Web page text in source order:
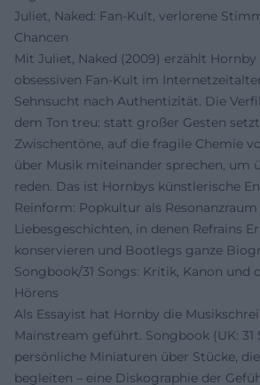
Juliet, Naked: Fan-Kult, verlorene
Chancen
Mit Juliet, Naked (2009) erzählt
obsessiven Fan-Kult im
Sehnsucht nach Authentizität. Die
dem Ton treu: statt großer Gesten
Zwischentöne, auf die fragile Chemie
über Musik miteinander sprechen, um
reden. Das ist Hornbys künstlerische
Reinform: Popkultur als
Liebesgeschichten, in denen Refrains
konservieren und Bootlegs ganze
Songbook/31 Songs: Kritik, Kanon und
Hörens
Als Essayist hat Hornby die
Mainstream geführt. Songbook (UK:
persönliche Miniaturen über Stücke,
begleiten – eine Diskographie der